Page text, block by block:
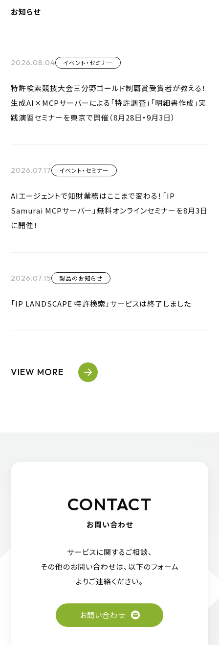
お知らせ
2026.08.04 イベント・セミナー
特許検索競技大会三分野ゴールド制覇賞受賞者が教える！
生成AI×MCPサーバーによる「特許調査」「明細書作成」実
践演習セミナーを東京で開催（8月28日・9月3日）
2026.07.17 イベント・セミナー
AIエージェントで知財業務はここまで変わる！「IP
Samurai MCPサーバー」無料オンラインセミナーを8月3日
に開催！
2026.07.15 製品のお知らせ
「IP LANDSCAPE 特許検索」サービスは終了しました
VIEW MORE
CONTACT
お問い合わせ
サービスに関するご相談、
その他のお問い合わせは、 以下のフォーム
よりご連絡ください。
お問い合わせ